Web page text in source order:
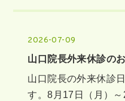
2026-07-09
山口院長外来休診の
山口院長の外来休診
す。8月17日（月）